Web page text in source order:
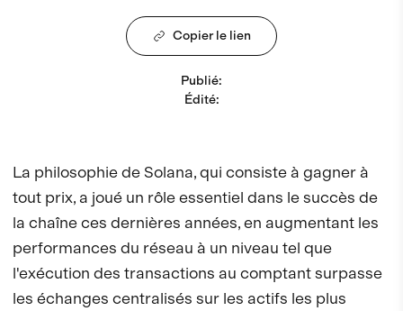
Copier le lien
Publié:
Édité:
La philosophie de Solana, qui consiste à gagner à
tout prix, a joué un rôle essentiel dans le succès de
la chaîne ces dernières années, en augmentant les
performances du réseau à un niveau tel que
l'exécution des transactions au comptant surpasse
les échanges centralisés sur les actifs les plus